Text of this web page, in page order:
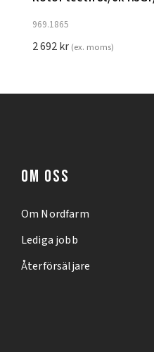
969.1865
2 692kr (ex. moms)
OM OSS
Om Nordfarm
Lediga jobb
Återförsäljare